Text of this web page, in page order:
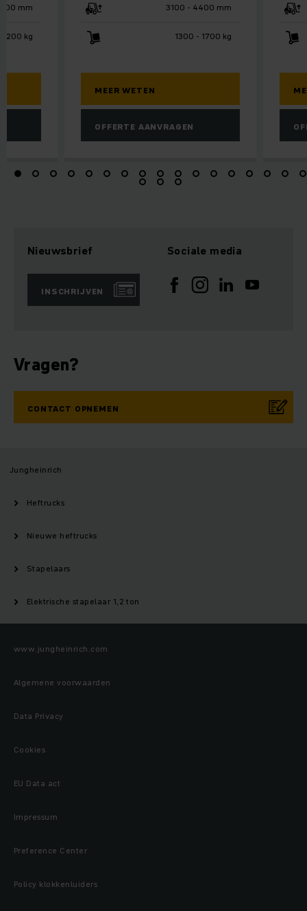
3100 - 4400 mm
1300 - 1700 kg
MEER WETEN
OFFERTE AANVRAGEN
mm
kg
Nieuwsbrief
INSCHRIJVEN
Sociale media
Vragen?
CONTACT OPNEMEN
Jungheinrich
Heftrucks
Nieuwe heftrucks
Stapelaars
Elektrische stapelaar 1,2 ton
www.jungheinrich.com
Algemene voorwaarden
Data Privacy
Cookies
EU Data act
Impressum
Preference Center
Policy klokkenluiders